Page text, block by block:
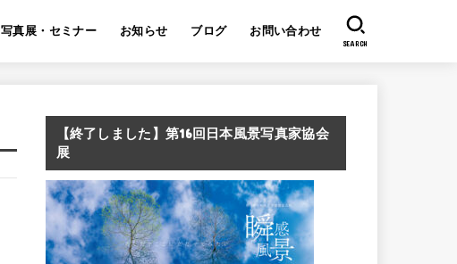
写真展・セミナー お知らせ ブログ お問い合わせ
SEARCH
【終了しました】第16回日本風景写真家協会
展